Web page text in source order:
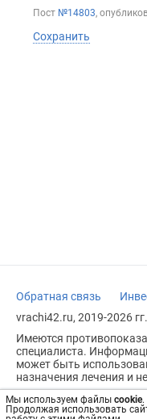
Мы используем файлы cookie.
Продолжая использовать
Пост №14803,
Сохранить
Обратная связь
vrachi42.ru, 2019-2026 гг.
Имеются
специалиста.
может быть
назначения лечения и
Возрастное